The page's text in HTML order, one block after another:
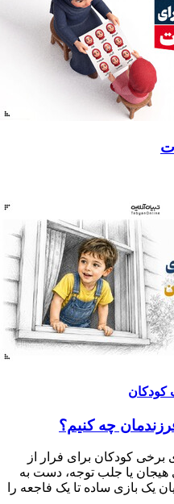
کودکان
چه کنیم؟
برخی کودکان برای فرار از
یا جلب توجه، دست به
یک بازی ساده تا یک فاجعه را